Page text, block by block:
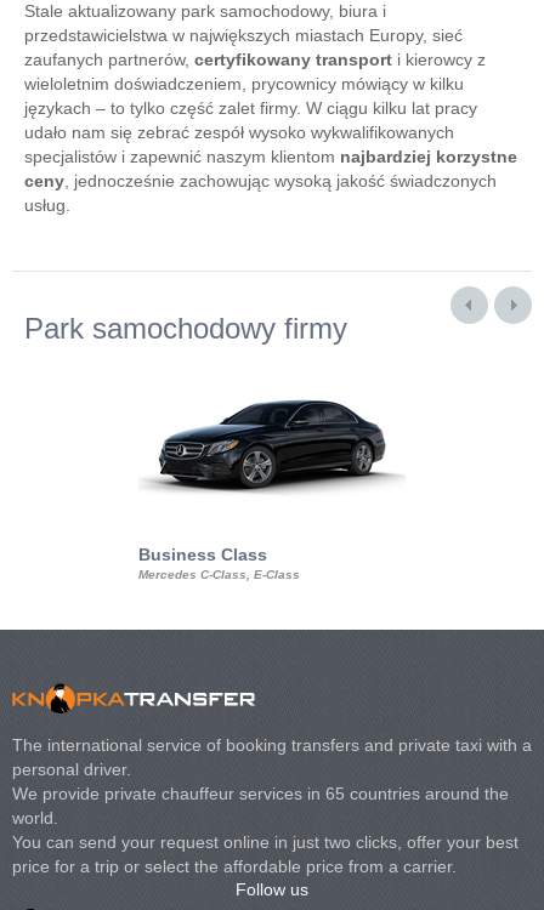
Stale aktualizowany park samochodowy, biura i
przedstawicielstwa w największych miastach Europy, sieć
zaufanych partnerów, certyfikowany transport i kierowcy z
wieloletnim doświadczeniem, prycownicy mówiący w kilku
językach – to tylko część zalet firmy. W ciągu kilku lat pracy
udało nam się zebrać zespół wysoko wykwalifikowanych
specjalistów i zapewnić naszym klientom najbardziej korzystne
ceny , jednocześnie zachowując wysoką jakość świadczonych
usług.
Park samochodowy firmy
Business Class
Mercedes C-Class, E-Class
The international service of booking transfers and private taxi with a
personal driver.
We provide private chauffeur services in 65 countries around the
world.
You can send your request online in just two clicks, offer your best
price for a trip or select the affordable price from a carrier.
Follow us